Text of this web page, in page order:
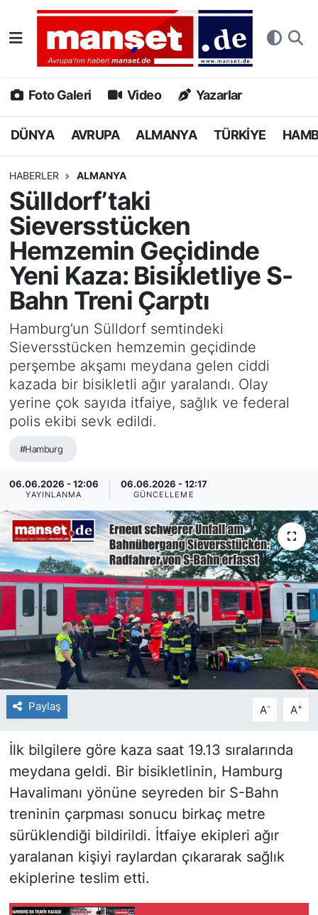
Foto Galeri Video Yazarlar
DÜNYA AVRUPA ALMANYA TÜRKİYE
HABERLER ALMANYA
Sülldorf’taki
Sieversstücken
Hemzemin Geçidinde
Yeni Kaza: Bisikletliye S-
Bahn Treni Çarptı
Hamburg’un Sülldorf semtindeki
Sieversstücken hemzemin geçidinde
perşembe akşamı meydana gelen ciddi
kazada bir bisikletli ağır yaralandı. Olay
yerine çok sayıda itfaiye, sağlık ve federal
polis ekibi sevk edildi.
#Hamburg
06.06.2026 - 12:06
YAYINLANMA
06.06.2026 - 12:17
GÜNCELLEME
Paylaş A- A+
İlk bilgilere göre kaza saat 19.13 sıralarında
meydana geldi. Bir bisikletlinin, Hamburg
Havalimanı yönüne seyreden bir S-Bahn
treninin çarpması sonucu birkaç metre
sürüklendiği bildirildi. İtfaiye ekipleri ağır
yaralanan kişiyi raylardan çıkararak sağlık
ekiplerine teslim etti.
DÜNYA
AVRUPA
ALMANYA
HAMBURG
SPOR
DEUTSCH
EKONOMİ
SİYASET
SAĞLIK
Nöbetçi Eczaneler
Hava Durumu
Namaz Vakitleri
Puan Durumu ve Fikstür
Tüm Manşetler
Son Dakika Haberleri
Haber Arşivi